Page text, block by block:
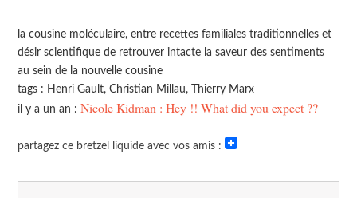
la cousine moléculaire, entre recettes familiales traditionnelles et
désir scientifique de retrouver intacte la saveur des sentiments
au sein de la nouvelle cousine
tags : Henri Gault, Christian Millau, Thierry Marx
il y a un an :Nicole Kidman : Hey !! What did you expect ??
partagez ce bretzel liquide avec vos amis :